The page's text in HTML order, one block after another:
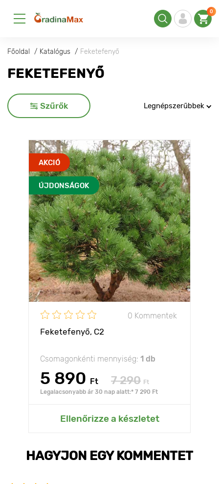
0
Főoldal Katalógus Feketefenyő
FEKETEFENYŐ
Szűrők Legnépszerűbbek
AKCIÓ
ÚJDONSÁGOK
0 Kommentek
Feketefenyő, C2
Csomagonkénti mennyiség: 1 db
5 890 Ft 7 290 Ft
Legalacsonyabb ár 30 nap alatt:* 7 290 Ft
Ellenőrizze a készletet
HAGYJON EGY KOMMENTET